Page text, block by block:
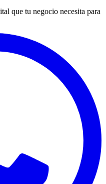
que tu negocio necesita para